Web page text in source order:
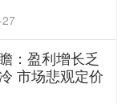
：盈利增长乏
市场悲观定价